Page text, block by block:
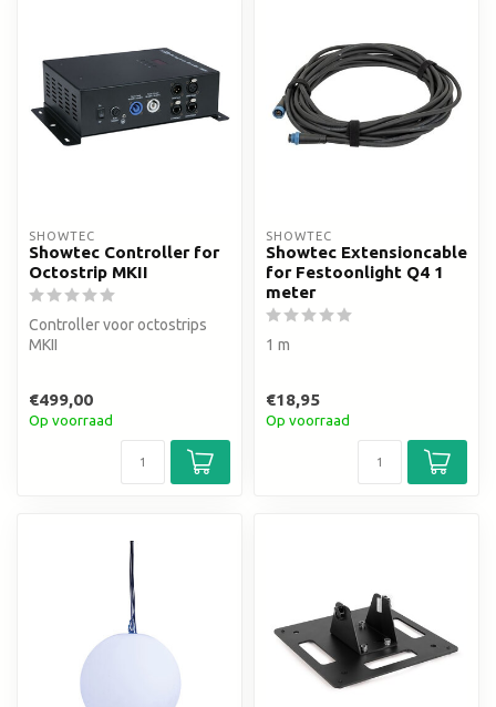
SHOWTEC
Showtec Controller for
Octostrip MKII
Controller voor octostrips
MKII
€499,00
Op voorraad
SHOWTEC
Showtec Extensioncable
for Festoonlight Q4 1
meter
1 m
€18,95
Op voorraad